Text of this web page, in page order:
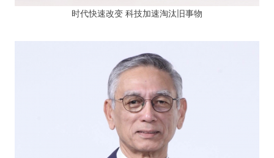
时代快速改变 科技加速淘汰旧事物